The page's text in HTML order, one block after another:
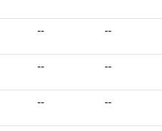
-- --
-- --
-- --